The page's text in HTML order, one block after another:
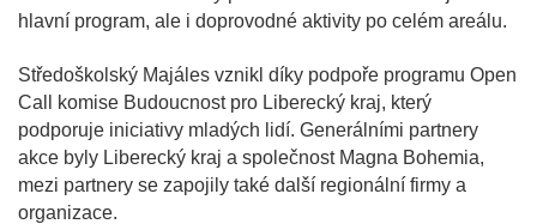
hlavní program, ale i doprovodné aktivity po celém areálu.
Středoškolský Majáles vznikl díky podpoře programu Open
Call komise Budoucnost pro Liberecký kraj, který
podporuje iniciativy mladých lidí. Generálními partnery
akce byly Liberecký kraj a společnost Magna Bohemia,
mezi partnery se zapojily také další regionální firmy a
organizace.